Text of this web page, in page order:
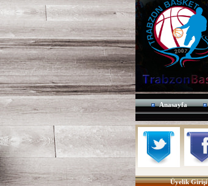
Anasayfa
Üyelik Girişi